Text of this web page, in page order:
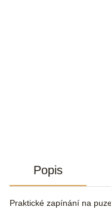
Popis
Praktické zapínání na